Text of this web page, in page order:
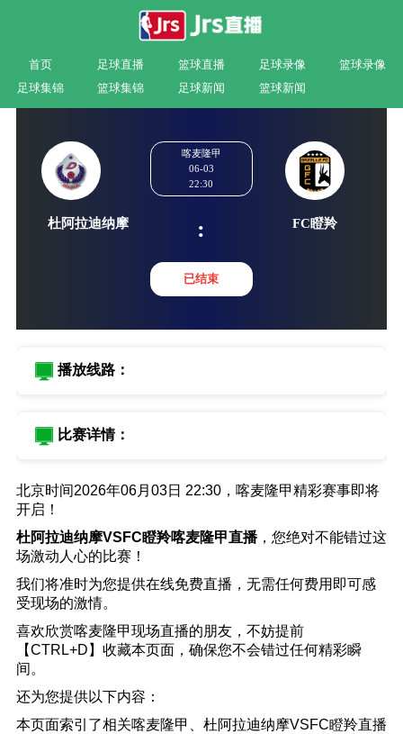
首页 足球直播 篮球直播 足球录像
篮球录像
足球集锦
篮球集锦 足球新闻 篮球新闻
杜阿拉迪纳摩
喀麦隆甲
播放线路：
比赛详情：
北京时间2026年06月03日 22:30，喀麦隆甲精彩赛事即将
开启！
杜阿拉迪纳摩VSFC瞪羚喀麦隆甲直播，您绝对不能错过这
场激动人心的比赛！
我们将准时为您提供在线免费直播，无需任何费用即可感
受现场的激情。
喜欢欣赏喀麦隆甲现场直播的朋友，不妨提前
【CTRL+D】收藏本页面，确保您不会错过任何精彩瞬
间。
还为您提供以下内容：
本页面索引了相关喀麦隆甲、杜阿拉迪纳摩VSFC瞪羚直播